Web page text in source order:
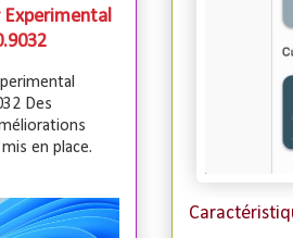
Des
en place.